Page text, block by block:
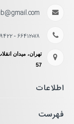
۶۶۴۱۲۰۷۸ - ۶۶۴۰۹۴۲۲ - ۶۶۴۹۵۰۳۴
تهران، میدان
57
اطلاعات
فهرست